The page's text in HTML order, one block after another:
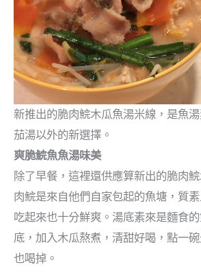
新推出的脆肉鯇木瓜魚湯米線，是魚
茄湯以外的新選擇。
爽脆鯇魚魚湯味美
除了早餐，這裡還供應算新出的脆肉
肉鯇是來自他們自家包起的魚塘，質
吃起來也十分鮮爽。湯底素來是麵食
底，加入木瓜熬煮，清甜好喝，點一
也喝掉。